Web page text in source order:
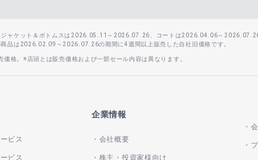
ジャケット＆ボトムスは2026.05.11～2026.07.26、コートは2026.04.06～2026.07.26
品は2026.02.09～2026.07.26の期間に4週間以上販売した自社旧価格です。
格。※店頭とは販売価格および一部セール内容は異なります。
ビス
ビス
企業情報
会社概要
株主・投資家様向け